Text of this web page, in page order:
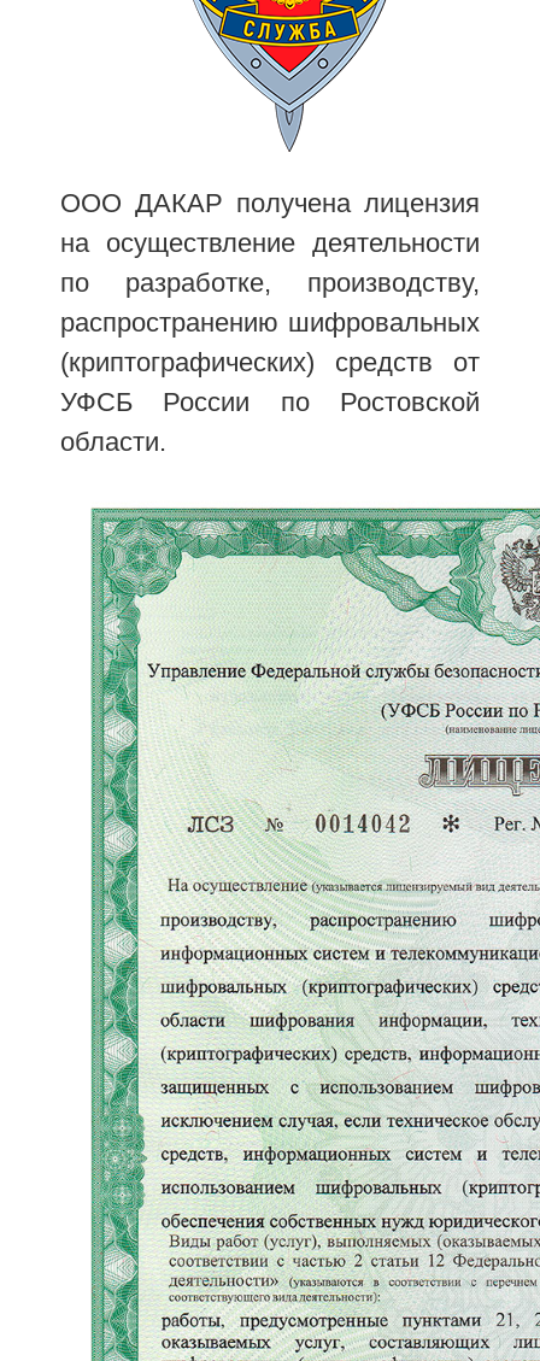
ООО ДАКАР получена лицензия
на осуществление деятельности
по разработке, производству,
распространению шифровальных
(криптографических) средств от
УФСБ России по Ростовской
области.